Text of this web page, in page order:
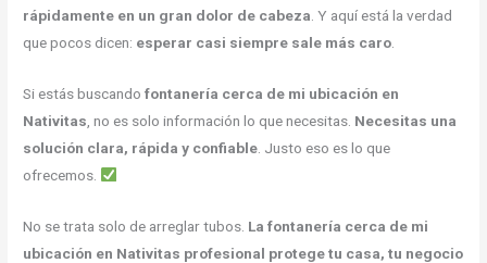
rápidamente en un gran dolor de cabeza . Y aquí está la verdad
que pocos dicen: esperar casi siempre sale más caro
Si estás buscandofontanería cerca de mi ubicación en
Nativitas , no es solo información lo que necesitas. Necesitas una
solución clara, rápida y confiable . Justo eso es lo que
ofrecemos.
No se trata solo de arreglar tubos. La fontanería cerca de mi
ubicación en Nativitas profesional protege tu casa, tu negocio